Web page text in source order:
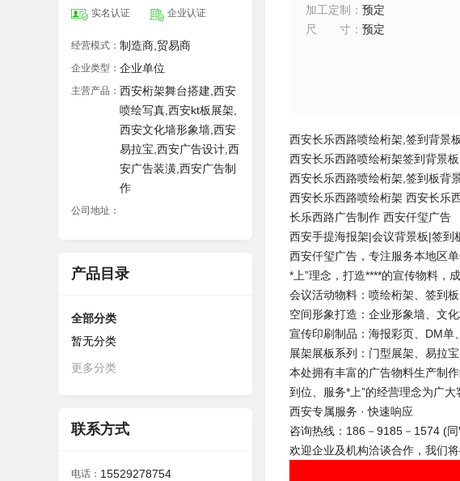
实名认证 企业认证
经营模式： 制造商,贸易商
企业类型： 企业单位
主营产品： 西安桁架舞台搭建,西安
喷绘写真,西安kt板展架,
西安文化墙形象墙,西安
易拉宝,西安广告设计,西
安广告装潢,西安广告制
作
公司地址：
产品目录
全部分类
暂无分类
更多分类
联系方式
电话： 15529278754
加工定制 ： 预定
尺寸 ： 预定
西安长乐西路喷绘桁架,签到背景
西安长乐西路喷绘桁架签到背景
西安长乐西路喷绘桁架,签到板背
西安长乐西路喷绘桁架 西安长乐
长乐西路广告制作 西安仟玺广告
西安手提海报架|会议背景板|签到
西安仟玺广告，专注服务本地区
*上”理念，打造****的宣传物料，
会议活动物料：喷绘桁架、签到
空间形象打造：企业形象墙、文
宣传印刷制品：海报彩页、DM
展架展板系列：门型展架、易拉
本处拥有丰富的广告物料生产制
到位、服务*上”的经营理念为广
西安专属服务 · 快速响应
咨询热线：186－9185－1574 (
欢迎企业及机构洽谈合作，我们